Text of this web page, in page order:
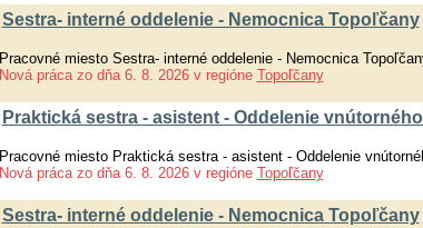
Sestra- interné oddelenie - Nemocnica Topoľčany
Pracovné miesto Sestra- interné oddelenie - Nemocnica
Nová práca zo dňa 6. 8. 2026 v regióne Topoľčany
Praktická sestra - asistent - Oddelenie
Pracovné miesto Praktická sestra - asistent - Oddelenie
Nová práca zo dňa 6. 8. 2026 v regióne Topoľčany
Sestra- interné oddelenie - Nemocnica Topoľčany